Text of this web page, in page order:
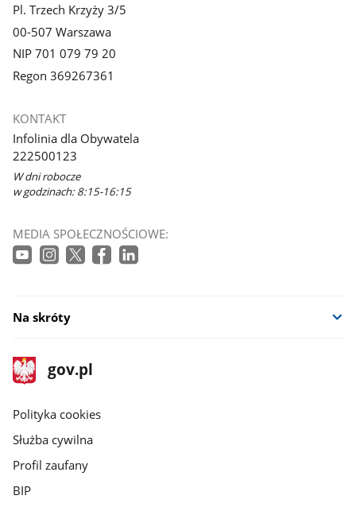
Pl. Trzech Krzyży 3/5
00-507 Warszawa
NIP 701 079 79 20
Regon 369267361
KONTAKT
Infolinia dla Obywatela
222500123
W dni robocze
w godzinach: 8:15-16:15
MEDIA SPOŁECZNOŚCIOWE:
Na skróty
stopka
gov.pl
Strona
gov.pl
gov.pl
Polityka cookies
Służba cywilna
Profil zaufany
BIP